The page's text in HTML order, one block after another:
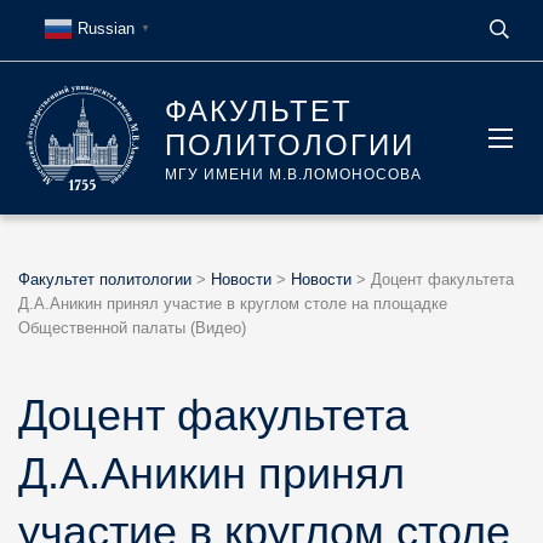
ФАКУЛЬТЕТ
ПОЛИТОЛОГИИ
МГУ ИМЕНИ М.В.ЛОМОНОСОВА
Факультет политологии > Новости > Новости > Доцент факультета
Д.А.Аникин принял участие в круглом столе на площадке
Общественной палаты (Видео)
Доцент факультета
Д.А.Аникин принял
участие в круглом столе
Russian ▼